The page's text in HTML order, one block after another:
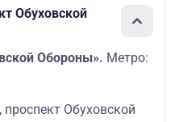
Обуховской
Обороны». Метро:
проспект Обуховской